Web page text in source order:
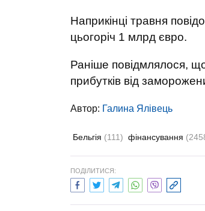
Наприкінці травня
цьогоріч 1 млрд євро.
Раніше повідмлялося,
прибутків від
Автор: Галина Ялівець
Бельгія (111) фінансування
ПОДІЛИТИСЯ: